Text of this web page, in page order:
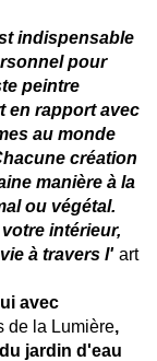
indispensable
pour
peintre
en rapport avec
au monde
création
manière à la
ou végétal.
intérieur,
à travers l' art
avec
de la Lumière,
jardin d'eau